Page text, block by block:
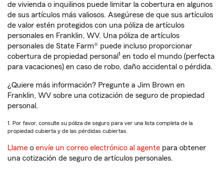
de vivienda o inquilinos puede limitar la cobertura en algunos
de sus artículos más valiosos. Asegúrese de que sus artículos
de valor estén protegidos con una póliza de artículos
personales en Franklin, WV. Una póliza de artículos
personales de State Farm® puede incluso proporcionar
cobertura de propiedad personal 1 en todo el mundo (perfecta
para vacaciones) en caso de robo, daño accidental o pérdida.
¿Quiere más información? Pregunte a Jim Brown en
Franklin, WV sobre una cotización de seguro de propiedad
personal.
1. Por favor, consulte su póliza de seguro para ver una lista completa de la
propiedad cubierta y de las pérdidas cubiertas.
Llame o envíe un correo electrónico al agente para obtener
una cotización de seguro de artículos personales.